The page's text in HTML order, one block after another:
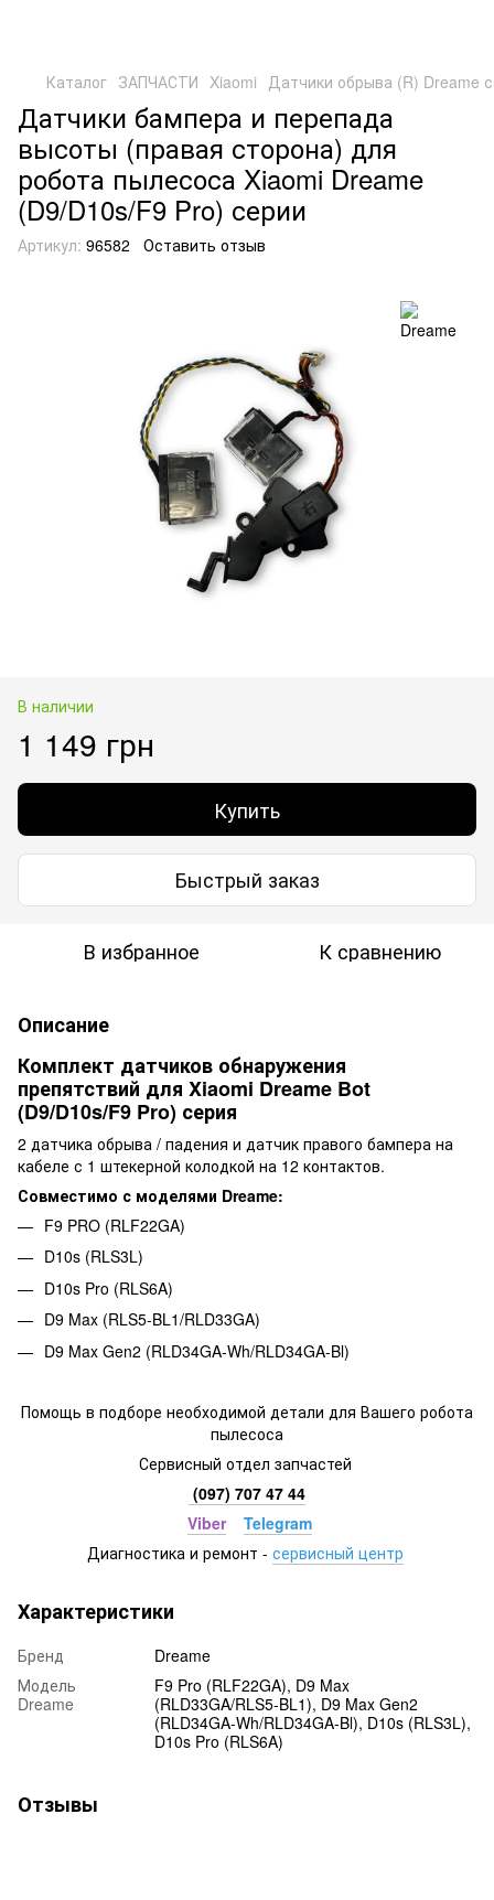
Каталог ЗАПЧАСТИ Xiaomi Датчики обрыва (R) Dreame
Датчики бампера и перепада
высоты (правая сторона) для
робота пылесоса Xiaomi Dreame
(D9/D10s/F9 Pro) серии
Артикул: 96582 Оставить отзыв
В наличии
1 149 грн
Купить
Быстрый заказ
В избранное К сравнению
Описание
Комплект датчиков обнаружения
препятствий для Xiaomi Dreame Bot
(D9/D10s/F9 Pro) серия
2 датчика обрыва / падения и датчик правого бампера на
кабеле с 1 штекерной колодкой на 12 контактов.
Совместимо с моделями Dreame:
F9 PRO (RLF22GA)
D10s (RLS3L)
D10s Pro (RLS6A)
D9 Max (RLS5-BL1/RLD33GA)
D9 Max Gen2 (RLD34GA-Wh/RLD34GA-Bl)
Помощь в подборе необходимой детали для Вашего робота
пылесоса
Сервисный отдел запчастей
(097) 707 47 44
Viber
Telegram
Диагностика и ремонт - сервисный центр
Характеристики
Бренд
Dreame
Модель
Dreame
F9 Pro (RLF22GA), D9 Max
(RLD33GA/RLS5-BL1), D9 Max Gen2
(RLD34GA-Wh/RLD34GA-Bl), D10s (RLS3L),
D10s Pro (RLS6A)
Отзывы